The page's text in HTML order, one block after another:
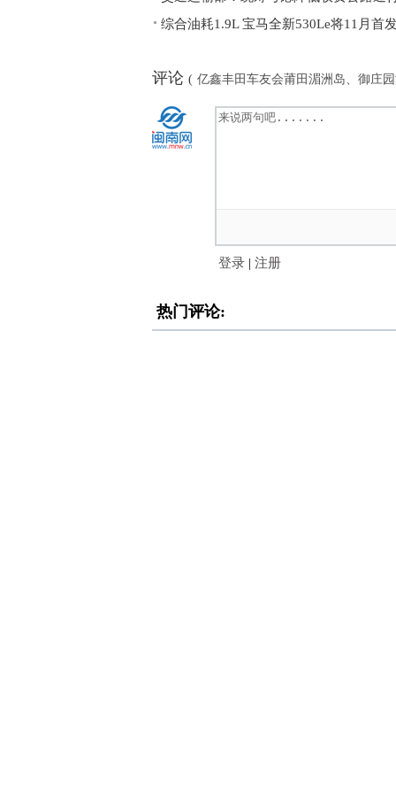
综合油耗1.9L 宝马全新530Le将11月首
评论 ( 亿鑫丰田车友会莆田湄洲岛、御庄
登录 | 注册
热门评论: